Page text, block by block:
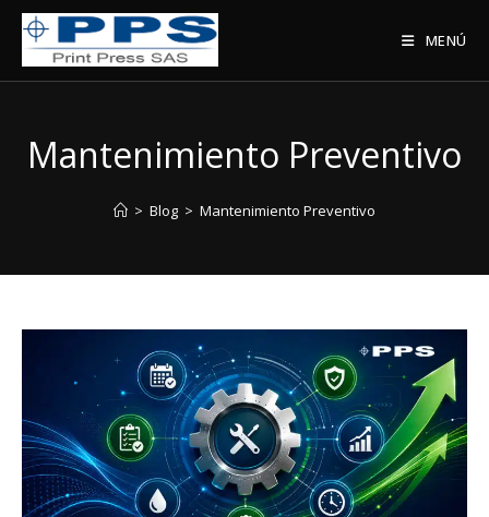
Saltar
contenido
MENÚ
Mantenimiento Preventivo
> Blog > Mantenimiento Preventivo